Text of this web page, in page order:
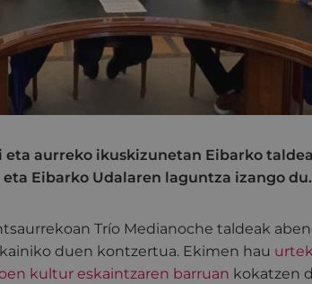
eta aurreko ikuskizunetan Eibarko
Eibarko Udalaren laguntza izango du.
Trío Medianoche taldeak
duen kontzertua. Ekimen hau
kultur eskaintzaren barruan kokatzen